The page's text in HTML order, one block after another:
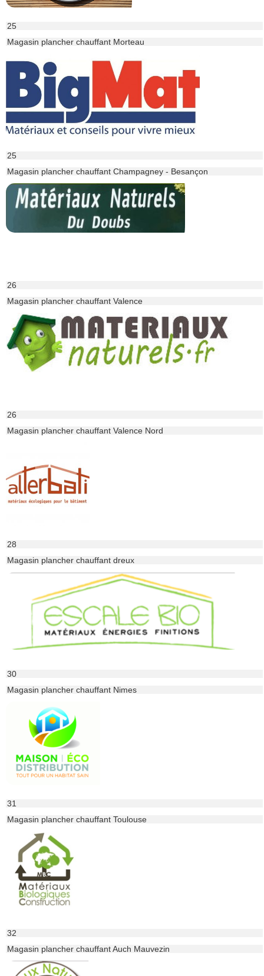
25
Magasin plancher chauffant Morteau
25
Magasin plancher chauffant Champagney - Besançon
26
Magasin plancher chauffant Valence
26
Magasin plancher chauffant Valence Nord
28
Magasin plancher chauffant dreux
30
Magasin plancher chauffant Nimes
31
Magasin plancher chauffant Toulouse
32
Magasin plancher chauffant Auch Mauvezin